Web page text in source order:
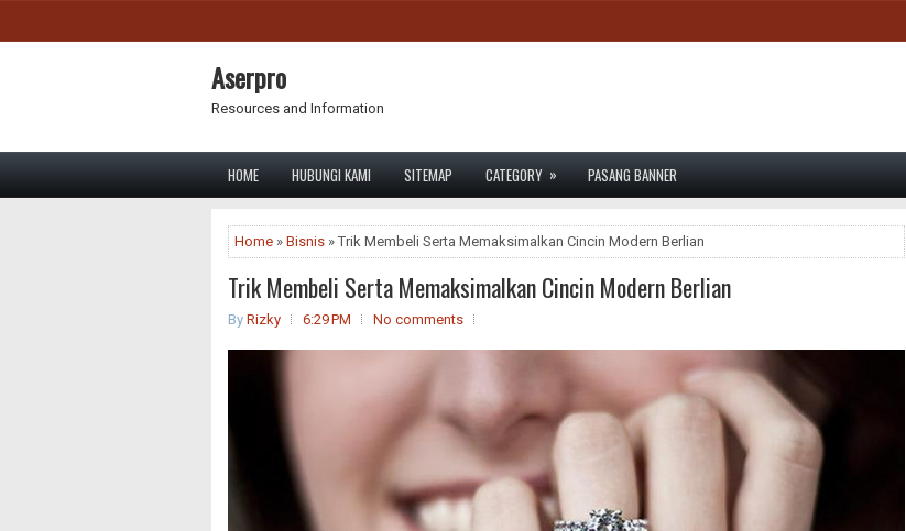
Aserpro
Resources and Information
HOME HUBUNGI KAMI SITEMAP CATEGORY » PASANG BANNER
Home » Bisnis » Trik Membeli Serta Memaksimalkan Cincin Modern Berlian
Trik Membeli Serta Memaksimalkan Cincin Modern Berlian
By Rizky 6:29 PM No comments